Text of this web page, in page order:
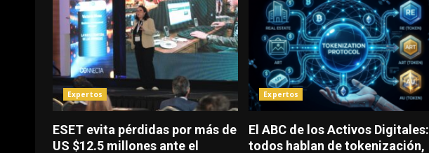
Expertos
ESET evita pérdidas por más de
US $12.5 millones ante el
Expertos
El ABC de los Activos Digitales:
todos hablan de tokenización,